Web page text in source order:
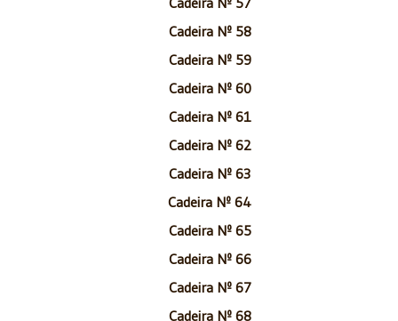
Cadeira Nº 58
Cadeira Nº 59
Cadeira Nº 60
Cadeira Nº 61
Cadeira Nº 62
Cadeira Nº 63
Cadeira Nº 64
Cadeira Nº 65
Cadeira Nº 66
Cadeira Nº 67
Cadeira Nº 68